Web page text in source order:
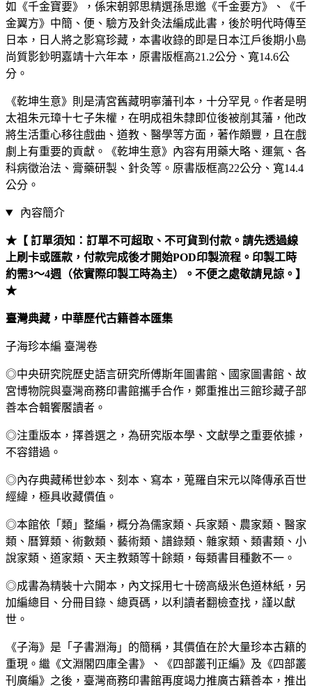
如《千金寶要》，係宋朝郭思精選孫思邈《千金要方》、《千
金翼方》中簡、便、驗方及針灸法編成此書，後於明代時傳至
日本，日人將之影寫珍藏，本書收錄的即是日本江戶後期小島
尚質影鈔明嘉靖十六年本，原書版框高21.2公分、寬14.6公
分。
《乾坤生意》則是清宮舊藏明寧藩刊本，十分罕見。作者是明
太祖朱元璋十七子朱權，在明成祖朱隸即位後被削其藩，他改
將生活重心移往戲曲、道教、醫學等方面，著作頗豐，且在戲
劇上有重要的貢獻。《乾坤生意》內容有用藥大略、運氣、各
科病徵治法、膏藥研製、針灸等。原書版框高22公分、寬14.4
公分。
內容簡介
★【 訂單須知：訂單不可超取、不可貨到付款。請先透過線
上刷卡或匯款，付款完成後才開始POD印製流程。印製工時
約需3～4週（依實際印製工時為主）。不便之處敬請見諒。】
★
臺灣典藏，中華歷代古籍善本匯集
子海珍本編 臺灣卷
◎中央研究院歷史語言研究所傅斯年圖書館、國家圖書館、故
宮博物院與臺灣商務印書館攜手合作，鄭重推出三館珍藏子部
善本合輯饗饜讀者。
◎注重版本，擇善選之，為研究版本學、文獻學之重要依據，
不容錯過。
◎內存典藏稀世鈔本、刻本、寫本，蒐羅自宋元以降傳承百世
經緯，極具收藏價值。
◎本館依「類」整編，概分為儒家類、兵家類、農家類、醫家
類、曆算類、術數類、藝術類、譜錄類、雜家類、類書類、小
說家類、道家類、天主教類等十餘類，每類書目種數不一。
◎成書為精裝十六開本，內文採用七十磅高級米色道林紙，另
加編總目、分冊目錄、總頁碼，以利讀者翻檢查找，謹以獻
世。
《子海》是「子書淵海」的簡稱，其價值在於大量珍本古籍的
重現。繼《文淵閣四庫全書》、《四部叢刊正編》及《四部叢
刊廣編》之後，臺灣商務印書館再度竭力推廣古籍善本，推出